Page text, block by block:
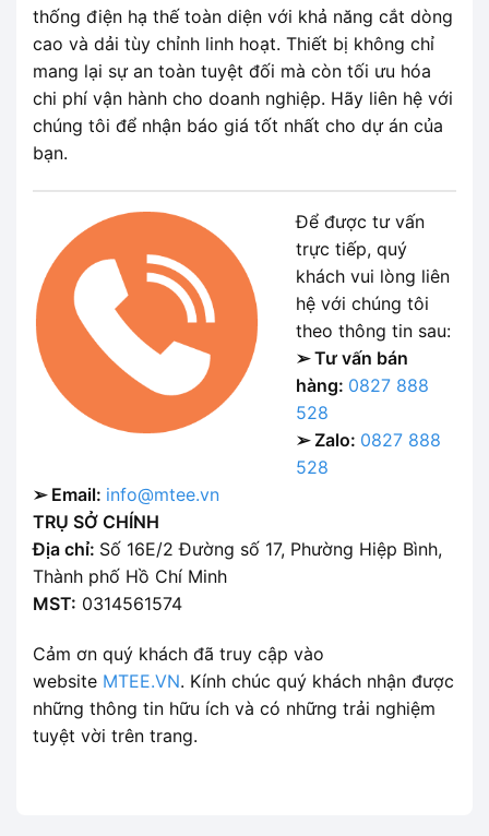
thống điện hạ thế toàn diện với khả năng cắt dòng
cao và dải tùy chỉnh linh hoạt. Thiết bị không chỉ
mang lại sự an toàn tuyệt đối mà còn tối ưu hóa
chi phí vận hành cho doanh nghiệp. Hãy liên hệ với
chúng tôi để nhận báo giá tốt nhất cho dự án của
bạn.
Để được tư vấn
trực tiếp, quý
khách vui lòng liên
hệ với chúng tôi
theo thông tin sau:
➢ Tư vấn bán
hàng: 0827 888
528
➢ Zalo: 0827 888
528
➢ Email: info@mtee.vn
TRỤ SỞ CHÍNH
Địa chỉ: Số 16E/2 Đường số 17, Phường Hiệp Bình,
Thành phố Hồ Chí Minh
MST: 0314561574
Cảm ơn quý khách đã truy cập vào
website MTEE.VN. Kính chúc quý khách nhận được
những thông tin hữu ích và có những trải nghiệm
tuyệt vời trên trang.